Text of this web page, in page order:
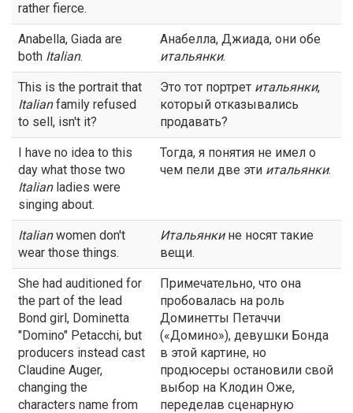
rather fierce.
Anabella, Giada are
both Italian.
Анабелла, Джиада, они обе
итальянки.
This is the portrait that
Italianfamily refused
to sell, isn't it?
Это тот портрет итальянки,
который отказывались
продавать?
I have no idea to this
day what those two
Italianladies were
singing about.
Тогда, я понятия не имел о
чем пели две эти итальянки.
Italianwomen don't
wear those things.
Итальянкине носят такие
вещи.
She had auditioned for
the part of the lead
Bond girl, Dominetta
"Domino" Petacchi, but
producers instead cast
Claudine Auger,
changing the
characters name from
Примечательно, что она
пробовалась на роль
Доминетты Петаччи
(«Домино»), девушки Бонда
в этой картине, но
продюсеры остановили свой
выбор на Клодин Оже,
переделав сценарную